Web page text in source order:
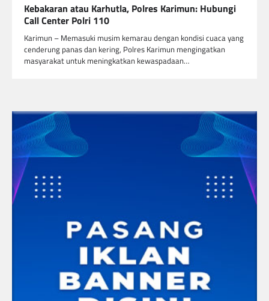
Kebakaran atau Karhutla, Polres Karimun: Hubungi
Call Center Polri 110
Karimun – Memasuki musim kemarau dengan kondisi cuaca yang
cenderung panas dan kering, Polres Karimun mengingatkan
masyarakat untuk meningkatkan kewaspadaan…